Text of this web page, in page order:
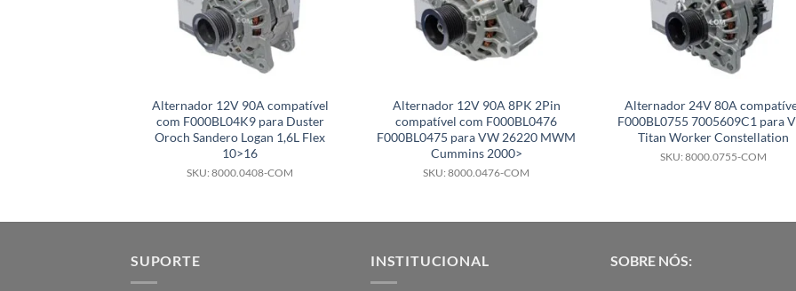
Alternador 12V 90A compatível
com F000BL04K9 para Duster
Oroch Sandero Logan 1,6L Flex
10>16
SKU: 8000.0408-COM
Alternador 12V 90A 8PK 2Pin
compatível com F000BL0476
F000BL0475 para VW 26220 MWM
Cummins 2000>
SKU: 8000.0476-COM
Alternador 24V 80A
F000BL0755 7005609C1 para
Titan Worker Constellation
SKU: 8000.0755-COM
SUPORTE INSTITUCIONAL SOBRE NÓS: